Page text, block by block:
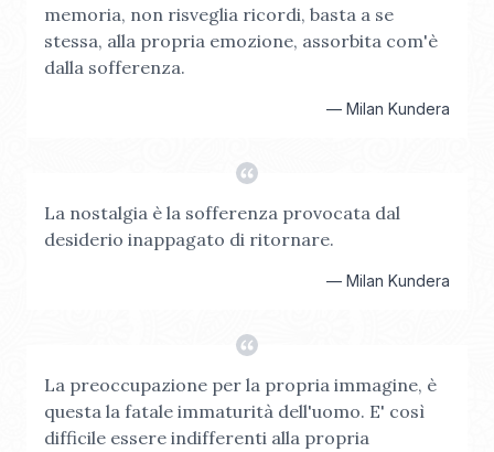
memoria, non risveglia ricordi, basta a se
stessa, alla propria emozione, assorbita com'è
dalla sofferenza.
— Milan Kundera
La nostalgia è la sofferenza provocata dal
desiderio inappagato di ritornare.
— Milan Kundera
La preoccupazione per la propria immagine, è
questa la fatale immaturità dell'uomo. E' così
difficile essere indifferenti alla propria